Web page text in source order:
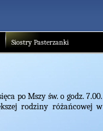
Siostry Pasterzanki
po Mszy św. o godz. 7.00.
rodziny różańcowej w